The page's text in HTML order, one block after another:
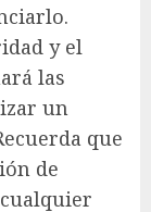
y el
las
un
que
de